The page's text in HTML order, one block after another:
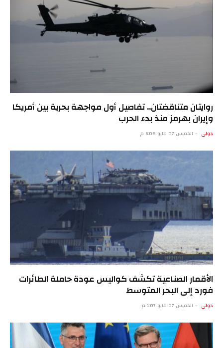
روايتان متناقضتان.. تفاصيل أول مواجهة بحرية بين أمريكا
وإيران بهرمز منذ بدء الحرب
دولي الخميس 07 مايو 6:08 م
الأقمار الصناعية تكشف كواليس عودة حاملة الطائرات
فورد إلى البحر المتوسط
دولي الخميس 07 مايو 1:07 م